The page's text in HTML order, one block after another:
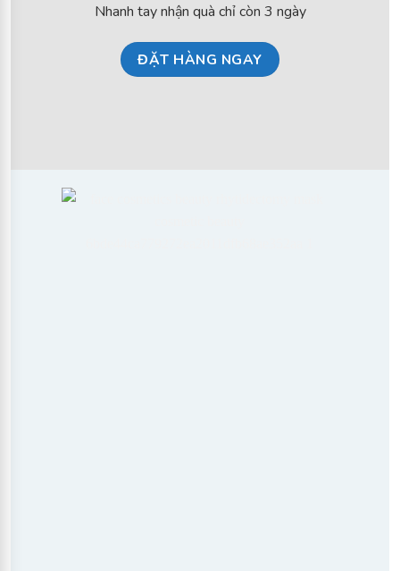
Nhanh tay nhận quà chỉ còn 3 ngày
ĐẶT HÀNG NGAY